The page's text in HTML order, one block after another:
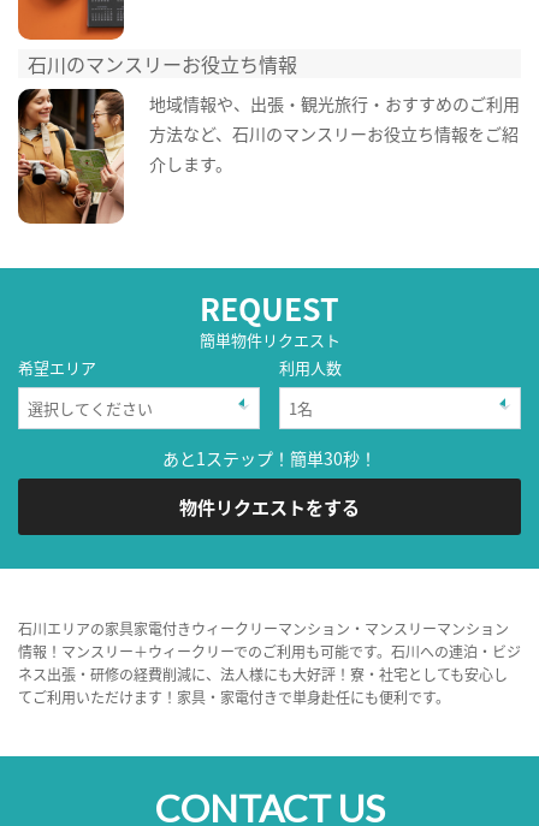
石川のマンスリーお役立ち情報
地域情報や、出張・観光旅行・おすすめのご利用
方法など、石川のマンスリーお役立ち情報をご紹
介します。
REQUEST
簡単物件リクエスト
希望エリア
利用人数
あと1ステップ！簡単30秒！
物件リクエストをする
石川エリアの家具家電付きウィークリーマンション・マンスリーマンション
情報！マンスリー＋ウィークリーでのご利用も可能です。石川への連泊・ビジ
ネス出張・研修の経費削減に、法人様にも大好評！寮・社宅としても安心し
てご利用いただけます！家具・家電付きで単身赴任にも便利です。
CONTACT US